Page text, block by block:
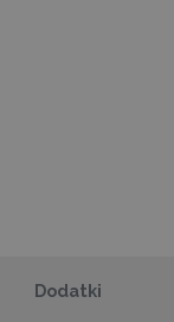
Dodatki